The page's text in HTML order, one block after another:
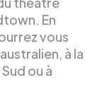
En
vous
à la
ou à